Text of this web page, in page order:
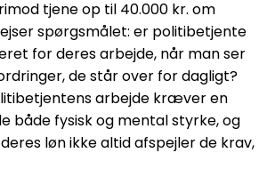
tjene op til 40.000 kr. om
spørgsmålet: er politibetjente
for deres arbejde, når man ser
de står over for dagligt?
arbejde kræver en
både fysisk og mental styrke, og
løn ikke altid afspejler de krav,